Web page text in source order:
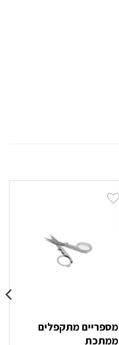
מספריים מתקפלים
ממתכת